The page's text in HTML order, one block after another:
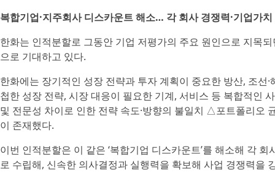
복합기업·지주회사 디스카운트 해소… 각 회사 경쟁력·기업가
한화는 인적분할로 그동안 기업 저평가의 주요 원인으로 지목
으로 기대하고 있다.
한화에는 장기적인 성장 전략과 투자 계획이 중요한 방산, 조선
첩한 성장 전략, 시장 대응이 필요한 기계, 서비스 등 복합적인
및 전문성 차이로 인한 전략 속도·방향의 불일치 △포트폴리오
이 존재했다.
이번 인적분할은 이 같은 ‘복합기업 디스카운트’를 해소해 각
로 수립해, 신속한 의사결정과 실행력을 확보해 사업 경쟁력을